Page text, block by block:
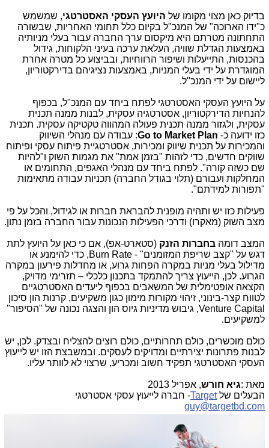
בדיוק כאן מצוי מקומו של היועץ העסקי האסטרטגי, שמשמש
כ"ידו הארוכה" של המנכ"ל בקיום כלל תחומי האחריות, שבשורה
התחתונה מטרתם היא מיקסום ערך החברה עבור בעלי מניותיה
באמצעות הגדלת שוויה, העלאת ערכה בעיני הלקוחות, גידול
בהכנסות, התייעלות ושיפור הרווחיות, ובביצוע כל מטרה אחרת
המוגדרת על ידי בעלי המניות, באמצעות נציגיהם בדירקטוריון,
ליישום על ידי המנכ"ל.
על היועץ העסקי האסטרטגי לפתח ביחד עם המנכ"ל, בכפוף
להנחיות הדירקטוריון, אסטרטגיה עסקית, לבנות ממנה תכנית
עסקית, ולגזור ממנה תכנית פעולה המהווה טקטיקה עסקית. תכנית
כזו ידועה כ- Go to Market Plan: עבודה עם מנהלי השיווק
והמכירות על תכנית שיווק ומכירות, אסטרטגיית פיתוח עסקי ופיתוח
שווקים חדשים, כדי לזהות "בזמן אמת" את מגמות השוק ו"להיות
שם כשזה קורה". לפתח ביחד עם מנהלי האגפים, התחומים או
המחלקות ועבורם (תלוי בגודל החברה) תכניות עבודה מתאימות
"תפורות למידתם".
פעילות כזו יש ותהיה מופנית להבראת חברות או לגידול, והכל על פי
מצב השוק (מאקרו) ודרכי הפעילות הנכונות עבור החברה בזמן נתון.
המצב דומה בחברות הזנק (סטארט-אפ), אם כי כאן על היועץ לתת
דגש על "קצב שריפת המזומנים" - Burn Rate, כדי להימנע או
מדילול בעלי מניות במקרה הפחות גרוע, או מחדלות פירעון במקרה
הגרוע. לכן, הייעוץ צריך להתמקד בתכנון כלכלי – תזרימי מדויק,
הקצאה אופטימלית של המשאבים בכפוף ליעדים האסטרטגיים
לטווח קצר-בינוני, זיהוי מקורות מימון כגון משקיעים, קרנות הון סיכון
Venture Capital, גיבוש מדיניות גיוס הון והצגה נכונה של "הסיפור"
למשקיעים.
כולם מוכשרים, כולם תחרותיים, כולם רוצים להצליח ובצדק. לכן, יש
לבנות פתרונות יצירתיים ומדויקים לעסקים. ובמשבצת הזו יש לייעוץ
העסקי האסטרטגי תפקיד חשוב ומכריע, שרצוי לא לוותר עליו.
מאת :גיא חורש, אפריל 2013
הבעלים של Target- חברה לייעוץ עסקי אסטרטגי
guy@targetbd.com